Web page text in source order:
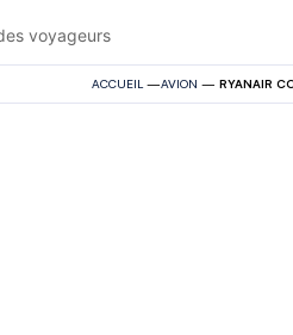
voyageurs
ACCUEIL —AVION — RYANAIR